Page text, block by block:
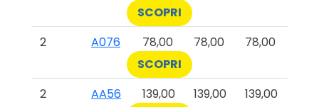
SCOPRI
2
A076 78,00 78,00
78,00
SCOPRI
2
AA56 139,00 139,00
139,00